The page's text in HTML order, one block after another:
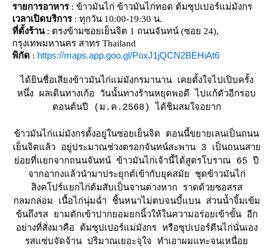
รายการอาหาร: ข้าวมันไก่ ข้าวมันไก่ทอด ต้มซุปเปอร์แม่มังกร
เวลาเปิดบริการ: ทุกวัน 10:00-19:30 น.
ที่ตั้งร้าน: ตรงข้ามซอยเย็นจิต 1 ถนนจันทน์ (ซอย 24),
กรุงเทพมหานคร สาทร Thailand
พิกัด : https://maps.app.goo.gl/PoxJ1jQCN2BEHiAt6
ได้ยินชื่อเสียงข้าวมันไก่แม่มังกรมานาน เคยตั้งใจไปเปิบครั้ง
หนึ่ง ผลเดินทางเก้อ วันนั้นทางร้านหยุดพอดี ไปแก้ตัวอีกรอบ
ตอนต้นปี (ม.ค.2568) ได้ชิมสมใจอยาก
ข้าวมันไก่แม่มังกรตั้งอยู่ในซอยเย็นจิต ตอนนี้ขยายเลนเป็นถนน
เย็นจิตแล้ว อยู่ประมาณช่วงตรอกจันทน์สะพาน 3 เป็นถนนสา
่อยที่แยกจากถนนจันทน์ ข้าวมันไก่เจ้านี้ได้สูตรโบราณ 65 ปี
จากอากงแล้วนำมาประยุกต์เข้ากับยุคสมัย ชุดข้าวมันไก่
สิงคโปร์แยกไก่ต้มสับเป็นจานต่างหาก ราดด้วยซอสรส
กลมกล่อม เนื้อไก่นุ่มฉ่ำ ชิ้นหนาไม่ตบจนบี้แบน ส่วนน้ำจิ้มเข้ม
ข้นถึงรส ยามตักเข้าปากยอมยกนิ้วให้ในความอร่อยเข้าขั้น อีก
อย่างที่สั่งมาคือ ต้มซุปเปอร์แม่มังกร หรือซุปเปอร์ตีนไก่นั่นเอง
รสแซ่บจัดจ้าน ปริมาณเยอะจุใจ ทำเอาผมแทะจนเหนื่อ